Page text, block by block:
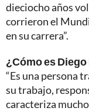
dieciocho años
corrieron el
en su carrera”.
¿Cómo es
“Es una persona
su trabajo,
caracteriza